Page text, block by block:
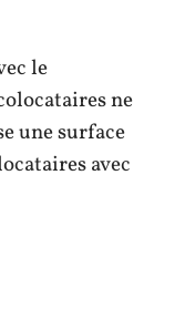
le
ne
une surface
avec